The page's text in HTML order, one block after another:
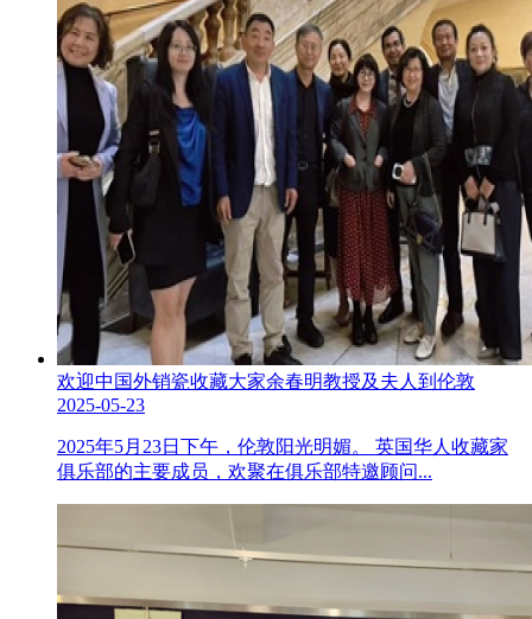
欢迎中国外销瓷收藏大家余春明教授及夫人到伦敦
2025-05-23
2025年5月23日下午，伦敦阳光明媚。 英国华人收藏家
俱乐部的主要成员，欢聚在俱乐部特邀顾问...